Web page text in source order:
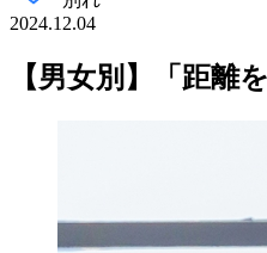
2024.12.04
【男女別】「距離